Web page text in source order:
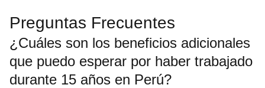
Preguntas Frecuentes
¿Cuáles son los beneficios adicionales
que puedo esperar por haber trabajado
durante 15 años en Perú?